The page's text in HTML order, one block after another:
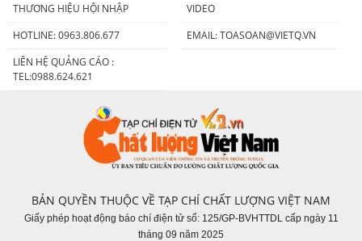
THƯƠNG HIỆU HỘI NHẬP
VIDEO
HOTLINE: 0963.806.677
EMAIL:TOASOAN@VIETQ.VN
LIÊN HỆ QUẢNG CÁO :
TEL:0988.624.621
BẢN QUYỀN THUỘC VỀ TẠP CHÍ CHẤT LƯỢNG VIỆT NAM
Giấy phép hoạt động báo chí điện tử số: 125/GP-BVHTTDL cấp ngày 11
tháng 09 năm 2025